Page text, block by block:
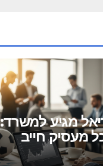
מגיע למשרד:
מעסיק חייב
לשיבושים